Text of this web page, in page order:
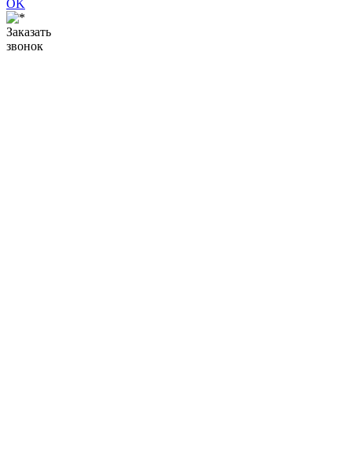
OK
Заказать
звонок